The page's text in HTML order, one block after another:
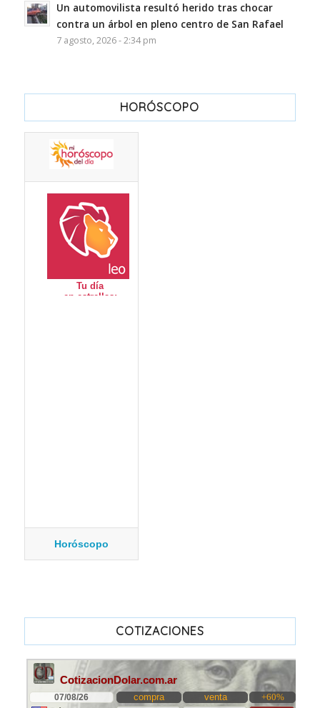
Un automovilista resultó herido tras chocar
contra un árbol en pleno centro de San Rafael
7 agosto, 2026 - 2:34 pm
HORÓSCOPO
Horóscopo
COTIZACIONES